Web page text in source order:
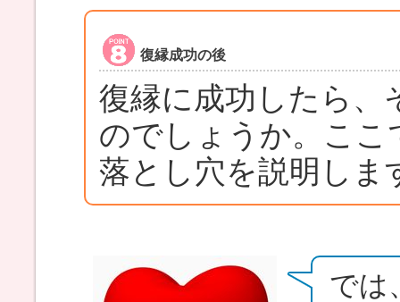
復縁成功の後
復縁に成功したら、
のでしょうか。ここ
落とし穴を説明しま
では